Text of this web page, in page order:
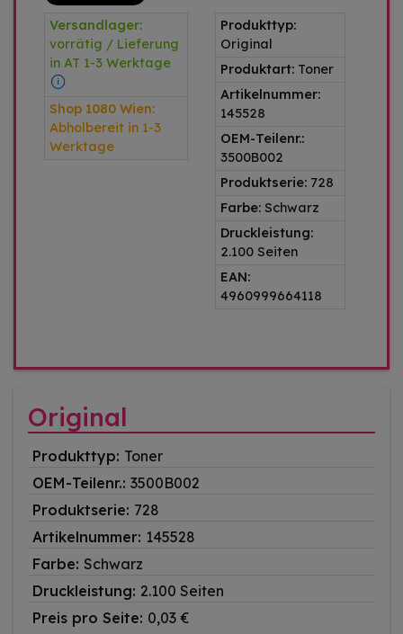
Versandlager:
vorrätig / Lieferung
in AT 1-3 Werktage
Shop 1080 Wien:
Abholbereit in 1-3
Werktage
Produkttyp:
Original
Produktart: Toner
Artikelnummer:
145528
OEM-Teilenr.:
3500B002
Produktserie: 728
Farbe: Schwarz
Druckleistung:
2.100 Seiten
EAN:
4960999664118
Original
Produkttyp: Toner
OEM-Teilenr.: 3500B002
Produktserie: 728
Artikelnummer: 145528
Farbe: Schwarz
Druckleistung: 2.100 Seiten
Preis pro Seite: 0,03 €